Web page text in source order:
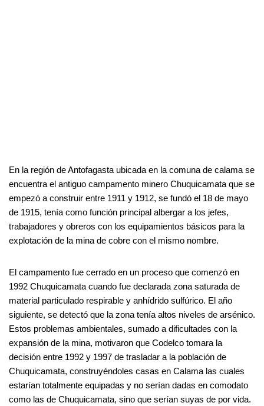
En la región de Antofagasta ubicada en la comuna de calama se
encuentra el antiguo campamento minero Chuquicamata que se
empezó a construir entre 1911 y 1912, se fundó el 18 de mayo
de 1915, tenía como función principal albergar a los jefes,
trabajadores y obreros con los equipamientos básicos para la
explotación de la mina de cobre con el mismo nombre.
El campamento fue cerrado en un proceso que comenzó en
1992 Chuquicamata cuando fue declarada zona saturada de
material particulado respirable y anhídrido sulfúrico.​ El año
siguiente, se detectó que la zona tenía altos niveles de arsénico.
Estos problemas ambientales, sumado a dificultades con la
expansión de la mina, motivaron que Codelco tomara la
decisión entre 1992 y 1997 de trasladar a la población de
Chuquicamata, construyéndoles casas en Calama las cuales
estarían totalmente equipadas y no serían dadas en comodato
como las de Chuquicamata, sino que serían suyas de por vida.